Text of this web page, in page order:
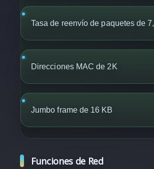
Tasa de reenvío de paquetes de
Direcciones MAC de 2K
Jumbo frame de 16 KB
Funciones de Red